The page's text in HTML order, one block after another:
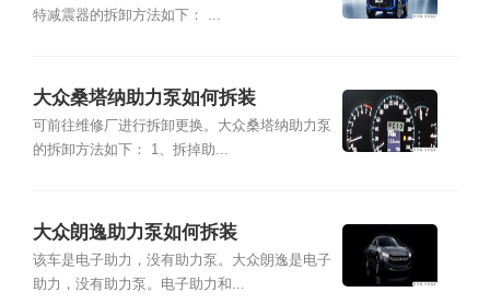
特减震器的拆卸方法如下： ...
大众桑塔纳助力泵如何拆装
可前往维修厂进行拆卸更换。大众桑塔纳助力泵
的拆卸方法如下： 1、拆掉助...
大众朗逸助力泵如何拆装
该车是电子助力，没有助力泵。大众朗逸是电子
助力，没有助力泵。电子助力和...